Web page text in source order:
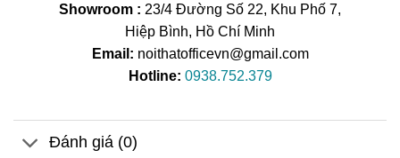
Showroom : 23/4 Đường Số 22, Khu Phố 7,
Hiệp Bình, Hồ Chí Minh
Email: noithatofficevn@gmail.com
Hotline: 0938.752.379
Đánh giá (0)